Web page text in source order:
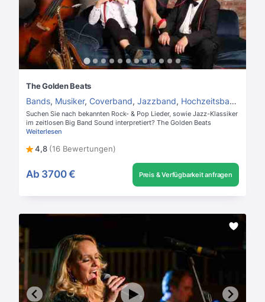
The Golden Beats
Bands, Musiker, Coverband, Jazzband, Hochzeitsband
Suchen Sie nach bekannten Rock- & Pop Lieder, sowie Jazz-Klassiker
im zeitlosen Big Band Sound interpretiert? The Golden Beats
Weiterlesen
4,8 (16 Bewertungen)
Ab 3700 € Preis & Verfügbarkeit anfragen